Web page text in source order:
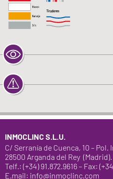
INMOCLINC S.L.U.
C/ Serranía de Cuenca, 10 – Pol.
28500 Arganda del Rey
Telf.: (+34) 91.872.9616 – Fax:
E.mail: info@inmoclinc.com